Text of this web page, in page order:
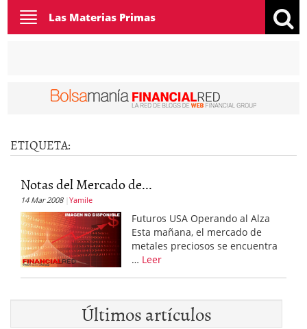
Toggle
navigation
Las Materias Primas
ETIQUETA:
Notas del Mercado de...
14 Mar 2008 Yamile
Futuros USA Operando al Alza
Esta mañana, el mercado de
metales preciosos se encuentra
… Leer
Últimos artículos